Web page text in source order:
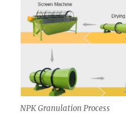
NPK Granulation Process